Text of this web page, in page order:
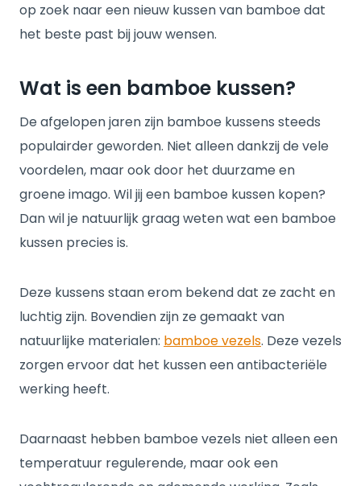
op zoek naar een nieuw kussen van bamboe dat
het beste past bij jouw wensen.
Wat is een bamboe kussen?
De afgelopen jaren zijn bamboe kussens steeds
populairder geworden. Niet alleen dankzij de vele
voordelen, maar ook door het duurzame en
groene imago. Wil jij een bamboe kussen kopen?
Dan wil je natuurlijk graag weten wat een bamboe
kussen precies is.
Deze kussens staan erom bekend dat ze zacht en
luchtig zijn. Bovendien zijn ze gemaakt van
natuurlijke materialen: bamboe vezels. Deze vezels
zorgen ervoor dat het kussen een antibacteriële
werking heeft.
Daarnaast hebben bamboe vezels niet alleen een
temperatuur regulerende, maar ook een